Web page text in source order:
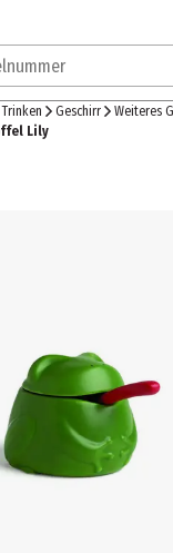
Zum
Trinken Geschirr
Weiteres
Lily